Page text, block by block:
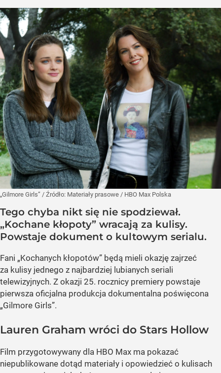
„Gilmore Girls” / Źródło: Materiały prasowe / HBO Max Polska
Tego chyba nikt się nie spodziewał.
„Kochane kłopoty” wracają za kulisy.
Powstaje dokument o kultowym serialu.
Fani „Kochanych kłopotów” będą mieli okazję zajrzeć
za kulisy jednego z najbardziej lubianych seriali
telewizyjnych. Z okazji 25. rocznicy premiery powstaje
pierwsza oficjalna produkcja dokumentalna poświęcona
„Gilmore Girls”.
Lauren Graham wróci do Stars Hollow
Film przygotowywany dla HBO Max ma pokazać
niepublikowane dotąd materiały i opowiedzieć o kulisach